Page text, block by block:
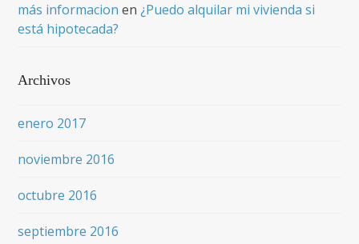
más informacion en¿Puedo alquilar mi vivienda si
está hipotecada?
Archivos
enero 2017
noviembre 2016
octubre 2016
septiembre 2016